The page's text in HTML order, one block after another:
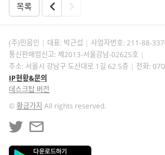
목록
(주)민음인 대표: 박근섭 사업자번호: 211-88-
통신판매업신고: 제2013-서울강남-02625호
주소: 서울시 강남구 도산대로 1길 62 5층
전화:
IP현황&문의
데스크탑 버전
©황금가지 All rights reserved.